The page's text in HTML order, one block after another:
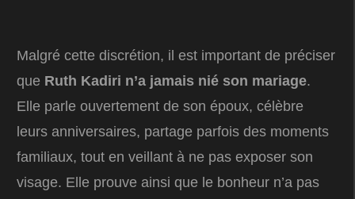
Malgré cette discrétion, il est important de préciser
que Ruth Kadiri n’a jamais nié son mariage.
Elle parle ouvertement de son époux, célèbre
leurs anniversaires, partage parfois des moments
familiaux, tout en veillant à ne pas exposer son
visage. Elle prouve ainsi que le bonheur n’a pas